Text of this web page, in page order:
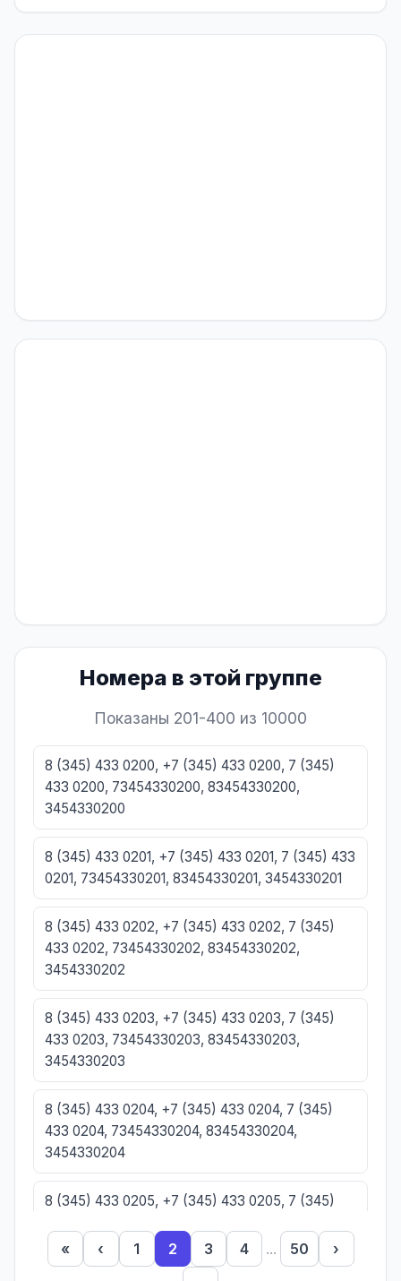
Номера в этой группе
Показаны 201-400 из 10000
8 (345) 433 0200, +7 (345) 433 0200, 7 (345)
433 0200, 73454330200, 83454330200,
3454330200
8 (345) 433 0201, +7 (345) 433 0201, 7 (345) 433
0201, 73454330201, 83454330201, 3454330201
8 (345) 433 0202, +7 (345) 433 0202, 7 (345)
433 0202, 73454330202, 83454330202,
3454330202
8 (345) 433 0203, +7 (345) 433 0203, 7 (345)
433 0203, 73454330203, 83454330203,
3454330203
8 (345) 433 0204, +7 (345) 433 0204, 7 (345)
433 0204, 73454330204, 83454330204,
3454330204
8 (345) 433 0205, +7 (345) 433 0205, 7 (345)
3454330205
« ‹ 1 2 3 4 ... 50
›